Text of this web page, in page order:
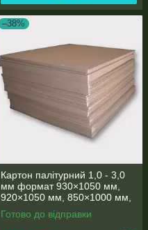
–38%
Картон палітурний 1,0 - 3,0
мм формат 930×1050 мм,
920×1050 мм, 850×1000 мм,
800×1000 мм від палети
Готово до відправки